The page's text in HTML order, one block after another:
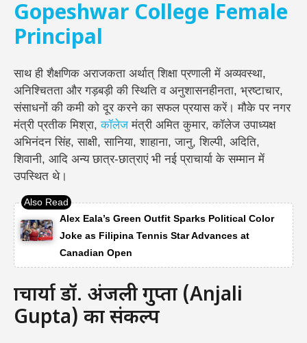
Gopeshwar College Female
Principal
साथ ही शैक्षणिक अराजकता अर्थात् शिक्षा प्रणाली में अव्यवस्था,
अनिश्चितता और गड़बड़ी की स्थिति व अनुशासनहीनता, भ्रष्टाचार,
संसाधनों की कमी को दूर करने का सफल प्रयास करें। मौके पर नगर
मंत्री प्रतीक मिश्रा,कॉलेजमंत्री अमित कुमार, कॉलेज उपाध्यक्ष
अभिनंदन सिंह, साक्षी, सानिया, शाहाना, जानु, शिल्पी, अदिति,
शिवानी, आदि अन्य छात्र-छात्राएं भी नई प्राचार्या के सम्मान में
उपस्थित थे।
Alex Eala’s Green Outfit Sparks Political Color
Joke as Filipina Tennis Star Advances at
Canadian Open
प्राचार्या डॉ. अंजली गुप्ता (Anjali
Gupta) का संकल्प